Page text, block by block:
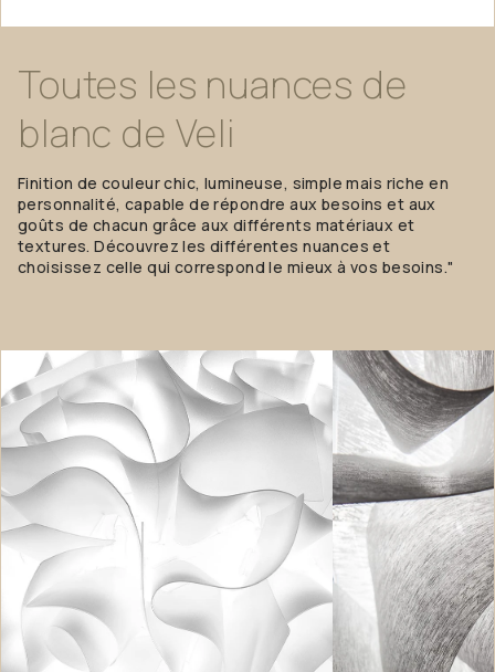
Toutes les nuances de
blanc de Veli
Finition de couleur chic, lumineuse, simple mais riche en
personnalité, capable de répondre aux besoins et aux
goûts de chacun grâce aux différents matériaux et
textures. Découvrez les différentes nuances et
choisissez celle qui correspond le mieux à vos besoins."